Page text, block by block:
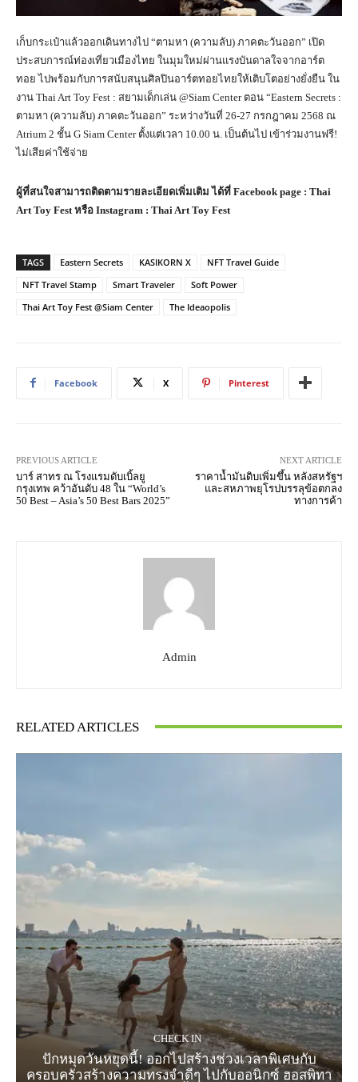
เก็บกระเป๋าแล้วออกเดินทางไป “ตามหา (ความลับ) ภาคตะวันออก” เปิด
ประสบการณ์ท่องเที่ยวเมืองไทย ในมุมใหม่ผ่านแรงบันดาลใจจากอาร์ต
ทอย ไปพร้อมกับการสนับสนุนศิลปินอาร์ตทอยไทยให้เติบโตอย่างยั่งยืน ใน
งาน Thai Art Toy Fest : สยามเด็กเล่น @Siam Center ตอน “Eastern Secrets :
ตามหา (ความลับ) ภาคตะวันออก” ระหว่างวันที่ 26-27 กรกฎาคม 2568 ณ
Atrium 2 ชั้น G Siam Center ตั้งแต่เวลา 10.00 น. เป็นต้นไป เข้าร่วมงานฟรี!
ไม่เสียค่าใช้จ่าย
ผู้ที่สนใจสามารถติดตามรายละเอียดเพิ่มเติม ได้ที่ Facebook page : Thai
Art Toy Fest หรือ Instagram : Thai Art Toy Fest
TAGS Eastern Secrets KASIKORN X
NFT Travel Guide
NFT Travel Stamp
Smart Traveler
Soft Power
Thai Art Toy Fest @Siam Center
The Ideaopolis
Facebook X Pinterest
PREVIOUS ARTICLE
บาร์ สาทร ณ โรงแรมดับเบิ้ลยู
กรุงเทพ คว้าอันดับ 48 ใน “World’s
50 Best – Asia’s 50 Best Bars 2025”
NEXT ARTICLE
ราคาน้ำมันดิบเพิ่มขึ้น หลังสหรัฐฯ
และสหภาพยุโรปบรรลุข้อตกลง
ทางการค้า
Admin
RELATED ARTICLES
CHECK IN
ปักหมุดวันหยุดนี้! ออกไปสร้างช่วงเวลาพิเศษกับ
ครอบครัวสร้างความทรงจำดีๆ ไปกับออนิกซ์ ฮอสพิทา